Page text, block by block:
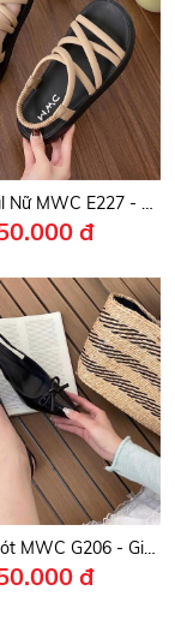
Giày Sandal Nữ MWC E227 - Sandal Nữ Quai Mảnh Chéo Thanh Lịch, Đi Học, Đi Chơi, Bền Đẹp, Thời Trang.
đ
Giày Cao Gót MWC G206 - Giày Slingback Cao 8cm, Mũi Nhọn Phối Nơ Mềm Mại, Nữ Tính Cuốn Hút Mọi Ánh Nhìn.
đ